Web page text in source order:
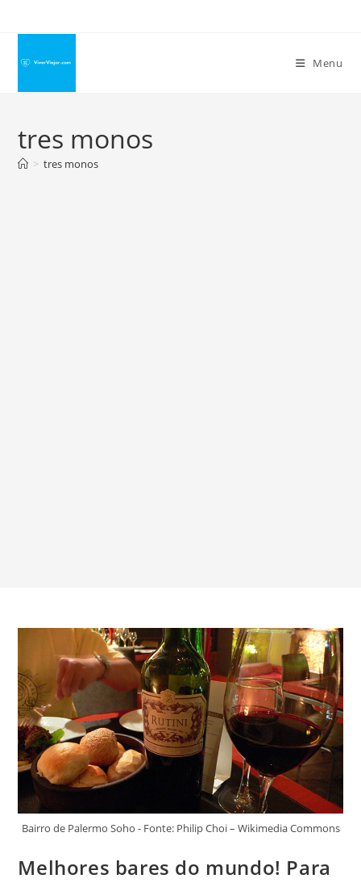
conteúdo
Menu
tres monos
> tres monos
Bairro de Palermo Soho - Fonte: Philip Choi – Wikimedia Commons
Melhores bares do mundo! Para